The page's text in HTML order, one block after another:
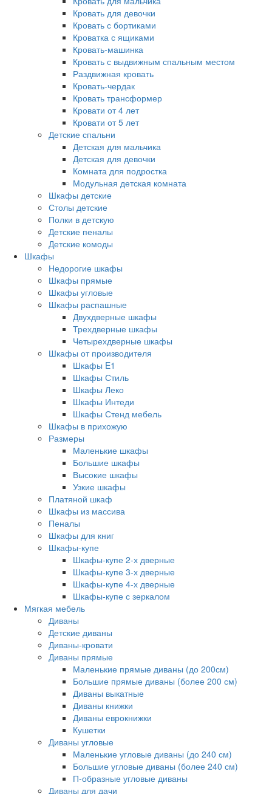
Кровать для девочки
Кровать с бортиками
Кроватка с ящиками
Кровать-машинка
Кровать с выдвижным спальным местом
Раздвижная кровать
Кровать-чердак
Кровать трансформер
Кровати от 4 лет
Кровати от 5 лет
Детские спальни
Детская для мальчика
Детская для девочки
Комната для подростка
Модульная детская комната
Шкафы детские
Столы детские
Полки в детскую
Детские пеналы
Детские комоды
Шкафы
Недорогие шкафы
Шкафы прямые
Шкафы угловые
Шкафы распашные
Двухдверные шкафы
Трехдверные шкафы
Четырехдверные шкафы
Шкафы от производителя
Шкафы E1
Шкафы Стиль
Шкафы Леко
Шкафы Интеди
Шкафы Стенд мебель
Шкафы в прихожую
Размеры
Маленькие шкафы
Большие шкафы
Высокие шкафы
Узкие шкафы
Платяной шкаф
Шкафы из массива
Пеналы
Шкафы для книг
Шкафы-купе
Шкафы-купе 2-х дверные
Шкафы-купе 3-х дверные
Шкафы-купе 4-х дверные
Шкафы-купе с зеркалом
Мягкая мебель
Диваны
Детские диваны
Диваны-кровати
Диваны прямые
Маленькие прямые диваны (до 200см)
Большие прямые диваны (более 200 см)
Диваны выкатные
Диваны книжки
Диваны еврокнижки
Кушетки
Диваны угловые
Маленькие угловые диваны (до 240 см)
Большие угловые диваны (более 240 см)
П-образные угловые диваны
Диваны для дачи